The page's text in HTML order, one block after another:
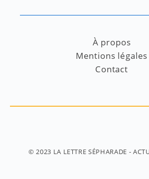
À propos
Mentions légales
Contact
© 2023 LA LETTRE SÉPHARADE -